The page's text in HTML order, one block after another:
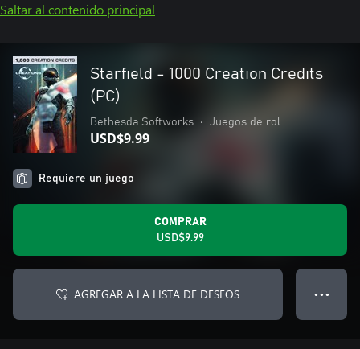
Saltar al contenido principal
Starfield - 1000 Creation Credits
(PC)
Bethesda Softworks • Juegos de rol
USD$9.99
Requiere un juego
COMPRAR
USD$9.99
AGREGAR A LA LISTA DE DESEOS ● ● ●